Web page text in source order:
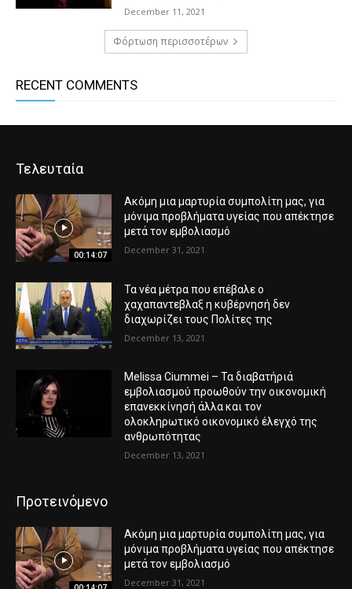
December 11, 2021
Φόρτωση περισσοτέρων
RECENT COMMENTS
Τελευταία
00:14:07
Ακόμη μια μαρτυρία συμπολίτη μας, για
μόνιμα προβλήματα υγείας που απέκτησε
μετά τον εμβολιασμό
December 31, 2021
Τα νέα μέτρα που επέβαλε ο
χαχαπαντεβλαξ η κυβέρνησή δεν
διαχωρίζει τους Πολίτες της
December 13, 2021
Melissa Ciummei – Τα διαβατήριά
εμβολιασμού προωθούν την οικονομική
επανεκκίνησή άλλα και τον
ολοκληρωτικό οικονομικό έλεγχό της
ανθρωπότητας
December 13, 2021
Προτεινόμενο
Ακόμη μια μαρτυρία συμπολίτη μας, για
μόνιμα προβλήματα υγείας που απέκτησε
μετά τον εμβολιασμό
December 31, 2021